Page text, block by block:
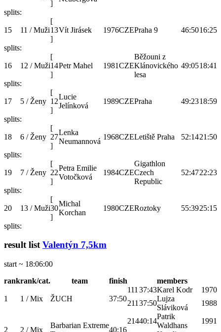
]
splits:
15 11 / Muži
[
13
]
Vít Jirásek 1976CZEPraha 9 46:5016:25
splits:
16 12 / Muži
[
14
]
Petr Mahel 1981CZE
Běžouni z
Klánovického
lesa
49:0518:41
splits:
17 5 / Ženy
[
12
]
Lucie
Jelínková
1989CZEPraha 49:2318:59
splits:
18 6 / Ženy
[
27
]
Lenka
Neumannová
1968CZELetiště Praha 52:1421:50
splits:
19 7 / Ženy
[
22
]
Petra Emilie
Votočková
1984CZE
Gigathlon
Czech
Republic
52:4722:23
splits:
20 13 / Muži
[
30
]
Michal
Korchan
1980CZERoztoky 55:3925:15
splits:
result listValentýn 7,5km
start ~ 18:06:00
rankrank/cat. team finish members
1 1 / Mix ŽUCH 37:50
111 37:43Karel Kodr
1970
211 37:50
Lujza
Sláviková
1988
2 2 / Mix
Barbarian Extreme
40:16
21440:14
Patrik
Waldhans
1991